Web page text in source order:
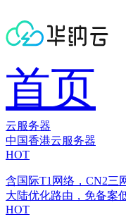
首页
云服务器
中国香港云服务器
HOT
含国际T1网络，CN2三
大陆优化路由，免备案
HOT